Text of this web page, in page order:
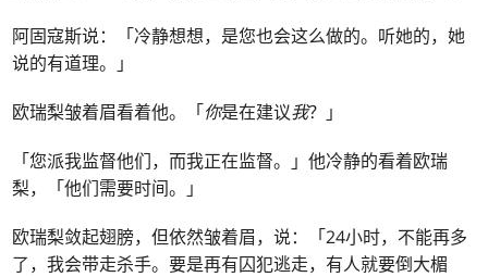
阿固寇斯说：「冷静想想，是您也会这么做的。听她的，她
说的有道理。」
欧瑞梨皱着眉看着他。「你是在建议我？」
「您派我监督他们，而我正在监督。」他冷静的看着欧瑞
梨，「他们需要时间。」
欧瑞梨敛起翅膀，但依然皱着眉，说：「24小时，不能再多
了，我会带走杀手。要是再有囚犯逃走，有人就要倒大楣